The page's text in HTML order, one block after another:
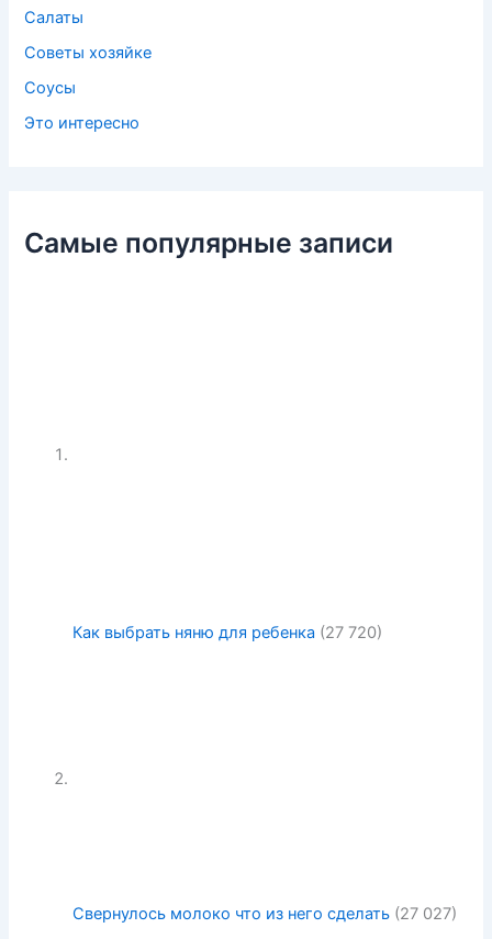
Салаты
Советы хозяйке
Соусы
Это интересно
Самые популярные записи
Как выбрать няню для ребенка (27 720)
Свернулось молоко что из него сделать (27 027)